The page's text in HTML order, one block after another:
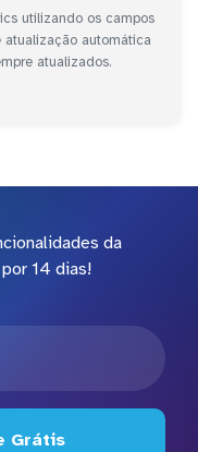
utilizando os campos
automática
atualizados.
da
14 dias!
Grátis